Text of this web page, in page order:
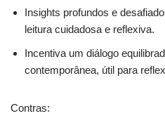
Insights profundos e
leitura cuidadosa e reflexiva.
Incentiva um diálogo
contemporânea, útil para
Contras: